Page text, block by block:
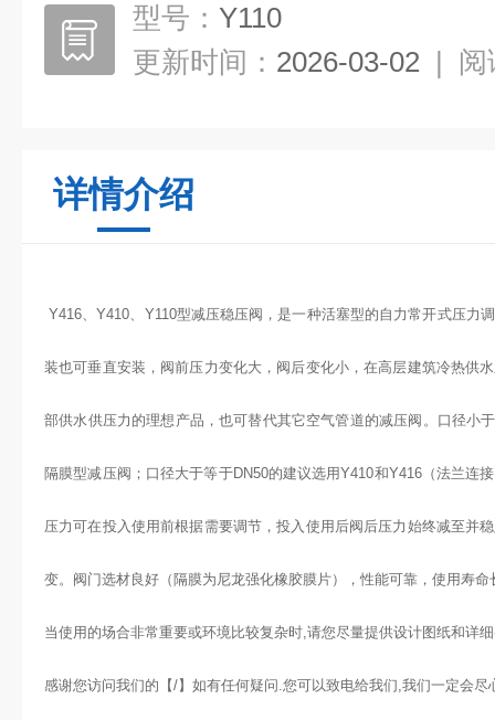
型号： Y110
更新时间： 2026-03-02 | 阅
详情介绍
Y416、Y410、Y110型减压稳压阀，是一种活塞型的自力常开式压力
装也可垂直安装，阀前压力变化大，阀后变化小，在高层建筑冷热供
部供水供压力的理想产品，也可替代其它空气管道的减压阀。口径小
隔膜型减压阀；口径大于等于DN50的建议选用Y410和Y416（法兰连
压力可在投入使用前根据需要调节，投入使用后阀后压力始终减至并
变。阀门选材良好（隔膜为尼龙强化橡胶膜片），性能可靠，使用寿命
当使用的场合非常重要或环境比较复杂时,请您尽量提供设计图纸和详
感谢您访问我们的【/】如有任何疑问.您可以致电给我们,我们一定会